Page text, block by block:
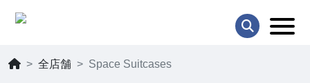
全店舗 Space Suitcases